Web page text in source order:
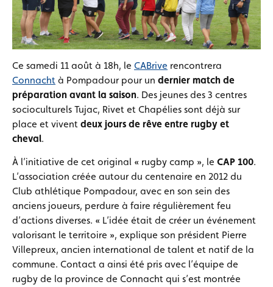
Ce samedi 11 août à 18h, le CABrive rencontrera
Connacht à Pompadour pour un dernier match de
préparation avant la saison. Des jeunes des 3 centres
socioculturels Tujac, Rivet et Chapélies sont déjà sur
place et vivent deux jours de rêve entre rugby et
cheval.
À l’initiative de cet original « rugby camp », le CAP 100.
L’association créée autour du centenaire en 2012 du
Club athlétique Pompadour, avec en son sein des
anciens joueurs, perdure à faire régulièrement feu
d’actions diverses. « L’idée était de créer un événement
valorisant le territoire », explique son président Pierre
Villepreux, ancien international de talent et natif de la
commune. Contact a ainsi été pris avec l’équipe de
rugby de la province de Connacht qui s’est montrée